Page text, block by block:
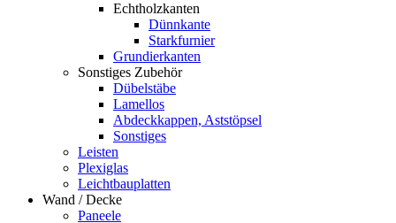
Echtholzkanten
Dünnkante
Starkfurnier
Grundierkanten
Sonstiges Zubehör
Dübelstäbe
Lamellos
Abdeckkappen, Aststöpsel
Sonstiges
Leisten
Plexiglas
Leichtbauplatten
Wand / Decke
Paneele